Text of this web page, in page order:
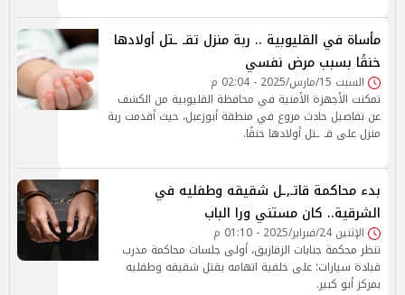
مأساة في القليوبية .. ربة منزل تقـ ـتل أولادها
خنقًا بسبب مرض نفسي
السبت 15/مارس/2025 - 02:04 م
تمكنت الأجهزة الأمنية في محافظة القليوبية من الكشف
عن تفاصيل حادث مروع في منطقة أبوزعبل، حيث أقدمت ربة
منزل على قـ ـتل أولادها خنقًا.
بدء محاكمة قاتـ,ـل شقيقه وطفليه في
الشرقية.. كان مستني ورا الباب
الإثنين 24/فبراير/2025 - 01:10 م
تنظر محكمة جنايات الزقازيق، أولى جلسات محاكمة مدرب
قيادة سيارات؛ على خلفية اتهامه بقتل شقيقه وطفليه
بمركز أبو كبير.